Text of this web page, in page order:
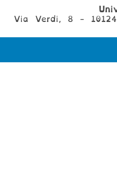
Via Verdi, 8 - 10124